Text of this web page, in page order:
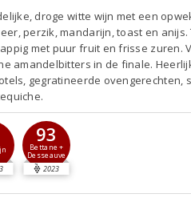
droge witte wijn met een
perzik, mandarijn, toast en anijs.
met puur fruit en frisse zuren.
amandelbitters in de finale.
gegratineerde ovengerechten,
93
Bettane +
Desseauve
2023